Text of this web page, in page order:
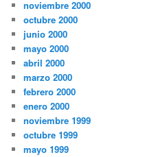
noviembre 2000
octubre 2000
junio 2000
mayo 2000
abril 2000
marzo 2000
febrero 2000
enero 2000
noviembre 1999
octubre 1999
mayo 1999